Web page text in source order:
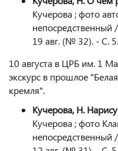
Кучерова ; фото
19 авг. (№ 32). - С.
10 августа в ЦРБ им. 1
экскурс в прошлое
кремля".
Кучерова, Н.
Кучерова ; фото